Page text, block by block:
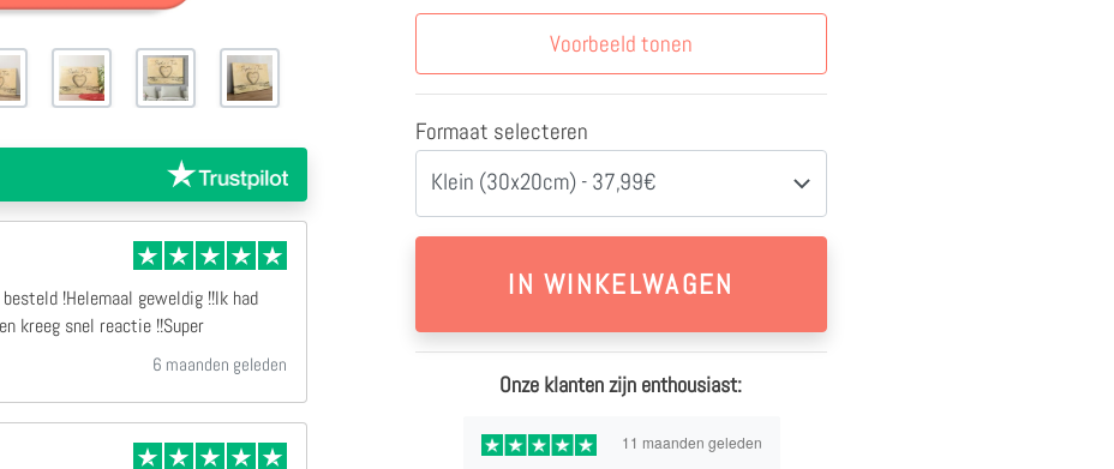
!Helemaal geweldig !!Ik had
kreeg snel reactie !!Super
6 maanden geleden
Voorbeeld tonen
Formaat selecteren
Klein (30x20cm) - 37,99€
Onze klanten zijn enthousiast:
1 weken geleden 11 maanden geleden